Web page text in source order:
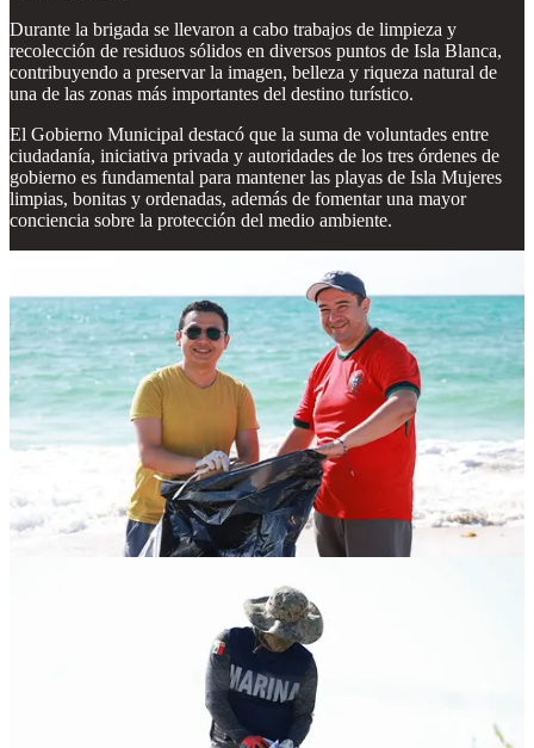
Durante la brigada se llevaron a cabo trabajos de limpieza y
recolección de residuos sólidos en diversos puntos de Isla Blanca,
contribuyendo a preservar la imagen, belleza y riqueza natural de
una de las zonas más importantes del destino turístico.
El Gobierno Municipal destacó que la suma de voluntades entre
ciudadanía, iniciativa privada y autoridades de los tres órdenes de
gobierno es fundamental para mantener las playas de Isla Mujeres
limpias, bonitas y ordenadas, además de fomentar una mayor
conciencia sobre la protección del medio ambiente.
Compartir
Discusión sobre este post
Debates